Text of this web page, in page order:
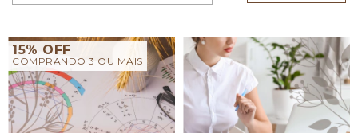
15% OFF
COMPRANDO 3 OU MAIS